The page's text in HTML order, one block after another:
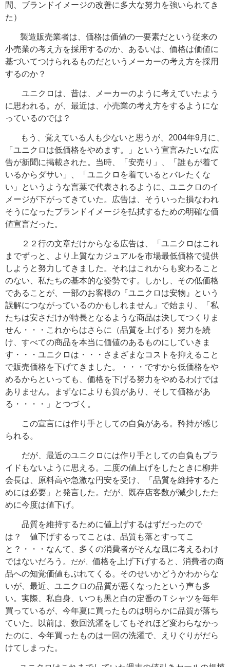
間、ブランドイメージの改善に多大な努力を強いられてき
た）
製造販売業者は、価格は価値の一要素だという従来の
小売業の考え方を採用するのか、あるいは、価格は価値に
基づいてつけられるものだというメーカーの考え方を採用
するのか？
ユニクロは、昔は、メーカーのように考えていたよう
に思われる。が、最近は、小売業の考え方をするようにな
っているのでは？
もう、覚えている人も少ないと思うが、2004年9月に、
「ユニクロは低価格をやめます。」という宣言みたいな広
告が新聞に掲載された。当時、「安売り」、「誰もが着て
いるからダサい」、「ユニクロを着ているとバレたくな
い」というような言葉で代表されるように、ユニクロのイ
メージが下がってきていた。広告は、そういった損なわれ
そうになったブランドイメージを払拭するための明確な価
値宣言だった。
２２行の文章だけからなる広告は、「ユニクロはこれ
までずっと、より上質なカジュアルを市場最低価格で提供
しようと努力してきました。それはこれからも変わること
のない、私たちの基本的な姿勢です。しかし、その低価格
であることが、一部のお客様の『ユニクロは安物』という
誤解につながっているのかもしれません」で始まり、「私
たちは安さだけが特長となるような商品は決してつくりま
せん・・・これからはさらに（品質を上げる）努力を続
け、すべての商品を本当に価値のあるものにしていきま
す・・・ユニクロは・・・さまざまなコストを抑えること
で販売価格を下げてきました。・・・ですから低価格をや
めるからといっても、価格を下げる努力をやめるわけでは
ありません。まずなによりも質があり、そして価格があ
る・・・・」とつづく。
この宣言には作り手としての自負がある。矜持が感じ
られる。
だが、最近のユニクロには作り手としての自負もプラ
イドもないように思える。二度の値上げをしたときに柳井
会長は、原料高や急激な円安を受け、「品質を維持するた
めには必要」と発言した。だが、既存店客数が減少したた
めに今度は値下げ。
品質を維持するために値上げするはずだったので
は？ 値下げするってことは、品質も落とすってこ
と？・・・なんて、多くの消費者がそんな風に考えるわけ
ではないだろう。 だが、 価格を上げ下げすると、消費者の商
品への知覚価値もぶれてくる。そのせいかどうかわからな
いが、最近、ユニクロの品質が悪くなったという声も多
い。実際、私自身、いつも黒と白の定番のＴシャツを毎年
買っているが、今年夏に買ったものは明らかに品質が落ち
ていた。以前は、数回洗濯をしてもそれほど変わらなかっ
たのに、今年買ったものは一回の洗濯で、えりぐりがだら
けてしまった。